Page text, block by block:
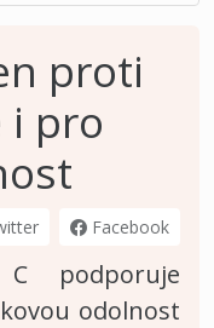
proti
i pro
Facebook
podporuje
odolnost